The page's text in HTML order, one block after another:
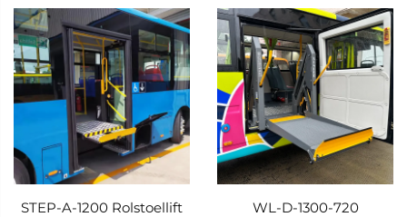
STEP-A-1200 Rolstoellift
WL-D-1300-720